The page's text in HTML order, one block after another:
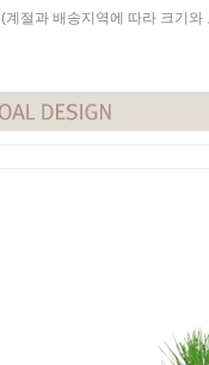
(계절과 배송지역에 따라 크기